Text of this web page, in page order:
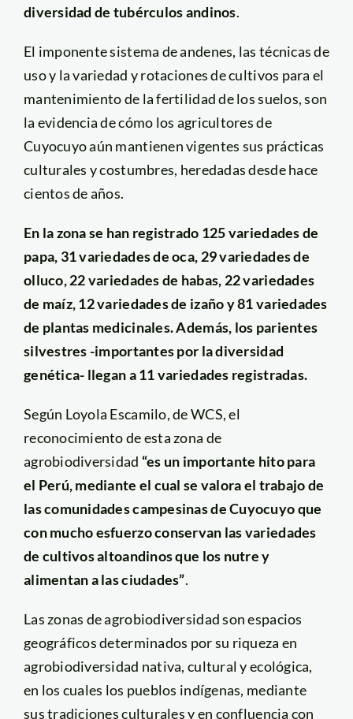
diversidad de tubérculos andinos.
El imponente sistema de andenes, las técnicas de
uso y la variedad y rotaciones de cultivos para el
mantenimiento de la fertilidad de los suelos, son
la evidencia de cómo los agricultores de
Cuyocuyo aún mantienen vigentes sus prácticas
culturales y costumbres, heredadas desde hace
cientos de años.
En la zona se han registrado 125 variedades de
papa, 31 variedades de oca, 29 variedades de
olluco, 22 variedades de habas, 22 variedades
de maíz, 12 variedades de izaño y 81 variedades
de plantas medicinales. Además, los parientes
silvestres -importantes por la diversidad
genética- llegan a 11 variedades registradas.
Según Loyola Escamilo, de WCS, el
reconocimiento de esta zona de
agrobiodiversidad “es un importante hito para
el Perú, mediante el cual se valora el trabajo de
las comunidades campesinas de Cuyocuyo que
con mucho esfuerzo conservan las variedades
de cultivos altoandinos que los nutre y
alimentan a las ciudades”.
Las zonas de agrobiodiversidad son espacios
geográficos determinados por su riqueza en
agrobiodiversidad nativa, cultural y ecológica,
en los cuales los pueblos indígenas, mediante
sus tradiciones culturales y en confluencia con